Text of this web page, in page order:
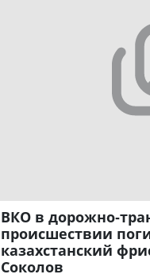
ВКО в дорожно-
происшествии
казахстанский
Соколов